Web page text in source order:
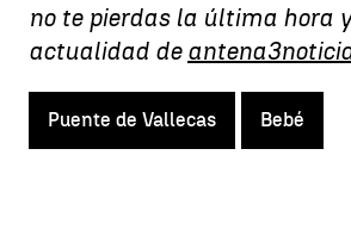
no te pierdas la última hora
actualidad de
Puente de Vallecas Bebé